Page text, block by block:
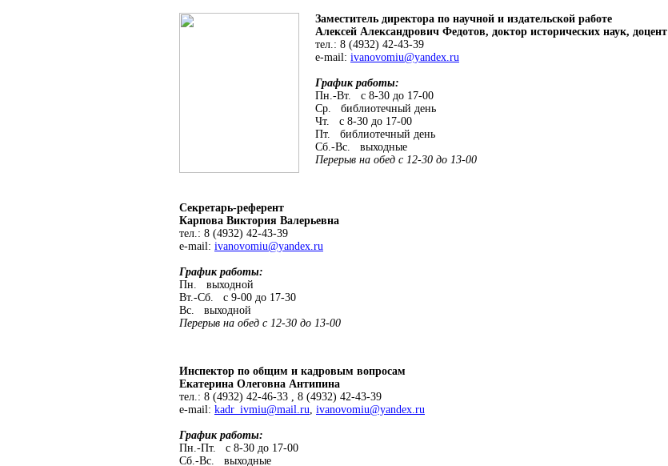
Заместитель директора по научной и издательской работе
Алексей Александрович Федотов, доктор исторических наук, доцент
тел.: 8 (4932) 42-43-39
e-mail: ivanovomiu@yandex.ru
График работы:
Пн.-Вт. с 8-30 до 17-00
Ср. библиотечный день
Чт. с 8-30 до 17-00
Пт. библиотечный день
Сб.-Вс. выходные
Перерыв на обед с 12-30 до 13-00
Секретарь-референт
Карпова Виктория Валерьевна
тел.: 8 (4932) 42-43-39
e-mail: ivanovomiu@yandex.ru
График работы:
Пн. выходной
Вт.-Сб. с 9-00 до 17-30
Вс. выходной
Перерыв на обед с 12-30 до 13-00
Инспектор по общим и кадровым вопросам
Екатерина Олеговна Антипина
тел.: 8 (4932) 42-46-33 , 8 (4932) 42-43-39
e-mail: kadr_ivmiu@mail.ru, ivanovomiu@yandex.ru
График работы:
Пн.-Пт. с 8-30 до 17-00
Сб.-Вс. выходные